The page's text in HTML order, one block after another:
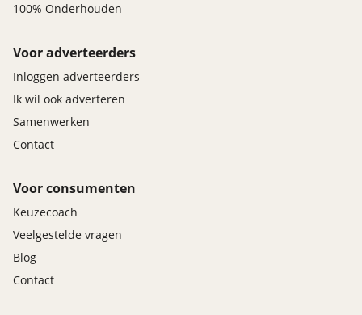
100% Onderhouden
Voor adverteerders
Inloggen adverteerders
Ik wil ook adverteren
Samenwerken
Contact
Voor consumenten
Keuzecoach
Veelgestelde vragen
Blog
Contact